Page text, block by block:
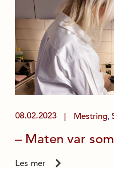
08.02.2023 | Mestring,
– Maten var
Les mer